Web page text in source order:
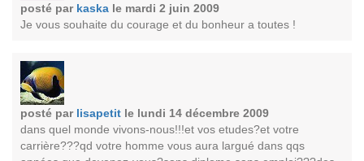
posté par kaska le mardi 2 juin 2009
Je vous souhaite du courage et du bonheur a toutes !
posté par lisapetit le lundi 14 décembre 2009
dans quel monde vivons-nous!!!et vos etudes?et votre
carrière???qd votre homme vous aura largué dans qqs